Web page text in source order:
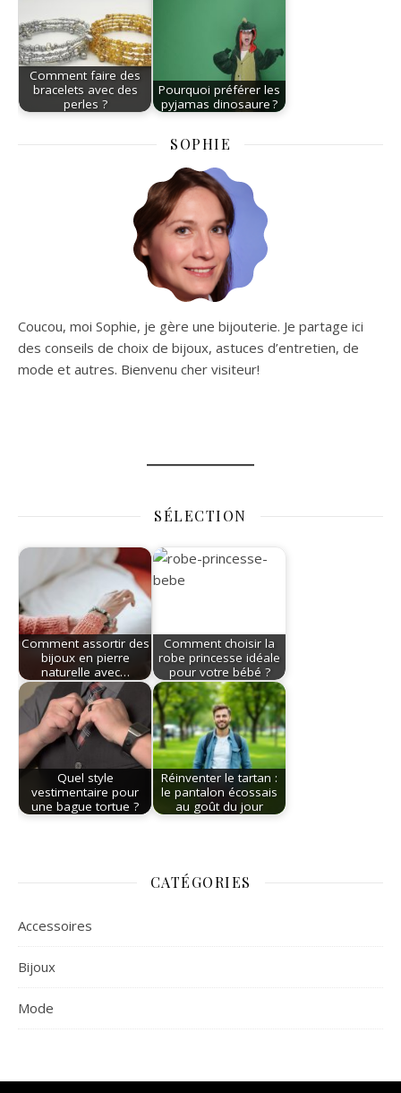
Comment faire des
bracelets avec des
perles ?
Pourquoi préférer les
pyjamas dinosaure ?
SOPHIE
Coucou, moi Sophie, je gère une bijouterie. Je partage ici
des conseils de choix de bijoux, astuces d’entretien, de
mode et autres. Bienvenu cher visiteur!
SÉLECTION
Comment assortir des
bijoux en pierre
naturelle avec…
Comment choisir la
robe princesse idéale
pour votre bébé ?
Quel style
vestimentaire pour
une bague tortue ?
Réinventer le tartan :
le pantalon écossais
au goût du jour
CATÉGORIES
Accessoires
Bijoux
Mode